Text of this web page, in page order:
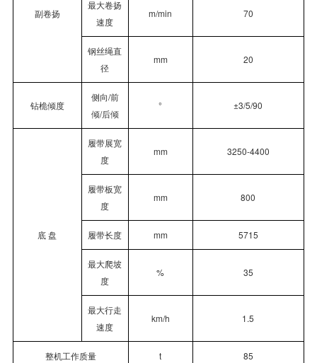
副卷扬
最大卷扬
速度
m/min 70
钢丝绳直
径
mm 20
钻桅倾度
侧向/前
倾/后倾
° ±3/5/90
底 盘
履带展宽
度
mm 3250-4400
履带板宽
度
mm 800
履带长度 mm 5715
最大爬坡
度
% 35
最大行走
速度
km/h 1.5
整机工作质量 t 85